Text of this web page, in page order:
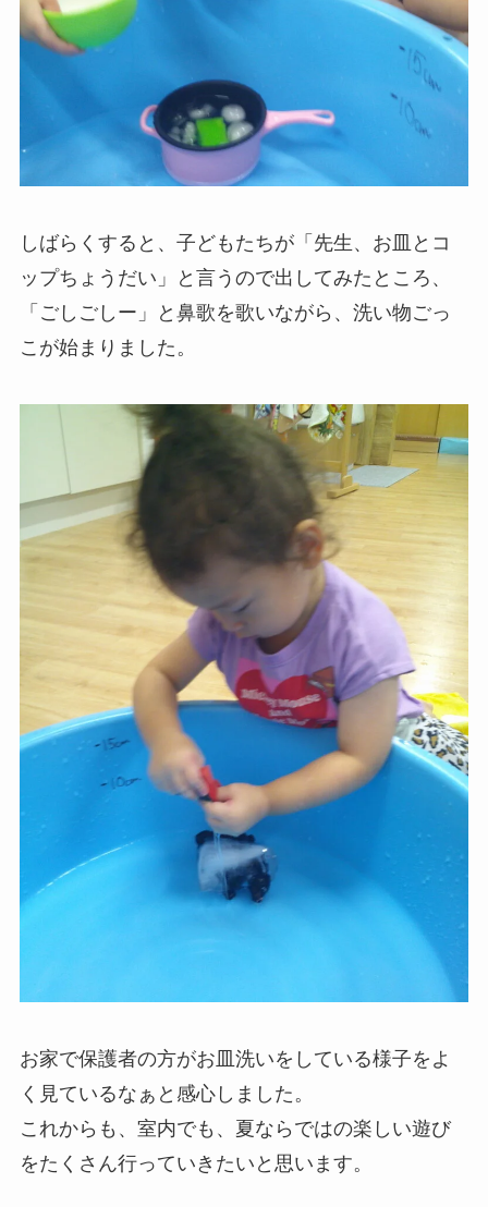
しばらくすると、子どもたちが「先生、お皿とコ
ップちょうだい」と言うので出してみたところ、
「ごしごしー」と鼻歌を歌いながら、洗い物ごっ
こが始まりました。
お家で保護者の方がお皿洗いをしている様子をよ
く見ているなぁと感心しました。
これからも、室内でも、夏ならではの楽しい遊び
をたくさん行っていきたいと思います。